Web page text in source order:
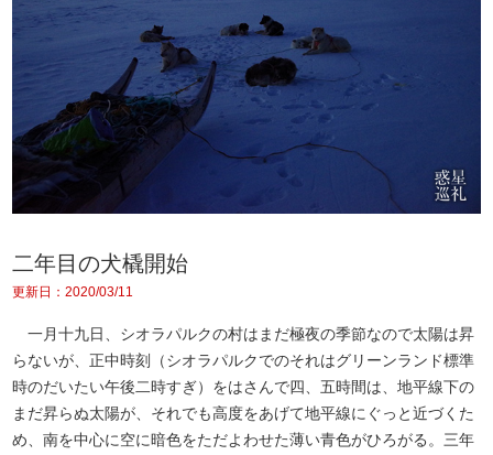
二年目の犬橇開始
更新日：2020/03/11
一月十九日、シオラパルクの村はまだ極夜の季節なので太陽は昇
らないが、正中時刻（シオラパルクでのそれはグリーンランド標準
時のだいたい午後二時すぎ）をはさんで四、五時間は、地平線下の
まだ昇らぬ太陽が、それでも高度をあげて地平線にぐっと近づくた
め、南を中心に空に暗色をただよわせた薄い青色がひろがる。三年